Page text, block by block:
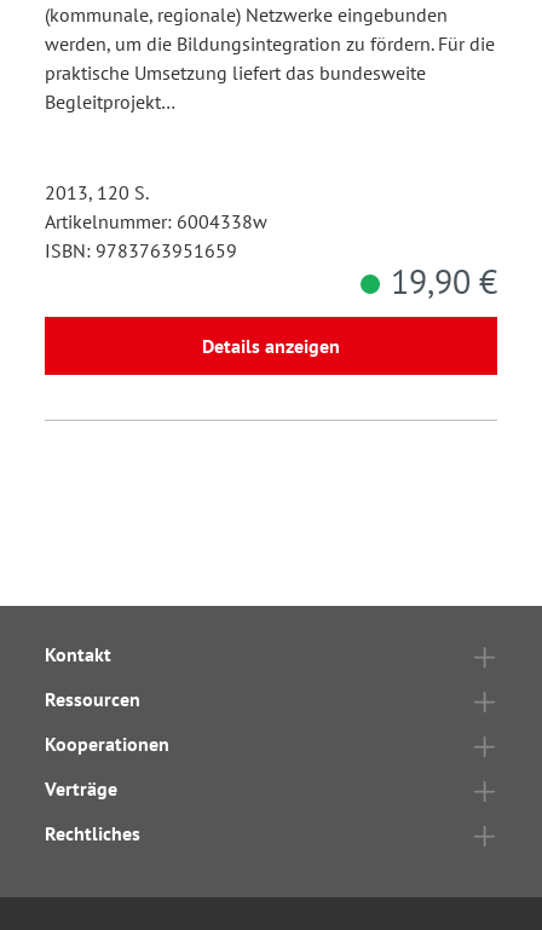
(kommunale, regionale) Netzwerke eingebunden
werden, um die Bildungsintegration zu fördern. Für die
praktische Umsetzung liefert das bundesweite
Begleitprojekt…
2013, 120 S.
Artikelnummer: 6004338w
ISBN: 9783763951659
19,90 €
Details anzeigen
Kontakt
Ressourcen
Kooperationen
Verträge
Rechtliches